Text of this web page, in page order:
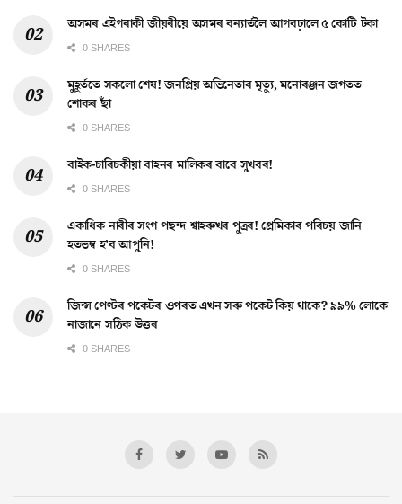
অসমৰ এইগৰাকী জীয়ৰীয়ে অসমৰ বন্যাৰ্তলৈ আগবঢ়ালে ৫ কোটি টকা
0 SHARES
মুহূৰ্ততে সকলো শেষ! জনপ্ৰিয় অভিনেতাৰ মৃত্যু, মনোৰঞ্জন জগতত
শোকৰ ছাঁ
0 SHARES
বাইক-চাৰিচকীয়া বাহনৰ মালিকৰ বাবে সুখবৰ!
0 SHARES
একাধিক নাৰীৰ সংগ পছন্দ শ্বাহৰুখৰ পুত্ৰৰ! প্ৰেমিকাৰ পৰিচয় জানি
হতভম্ব হ’ব আপুনি!
0 SHARES
জিন্স পেণ্টৰ পকেটৰ ওপৰত এখন সৰু পকেট কিয় থাকে? ৯৯% লোকে
নাজানে সঠিক উত্তৰ
0 SHARES